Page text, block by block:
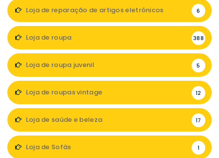
Loja de reparação de artigos eletrónicos 6
Loja de roupa 388
Loja de roupa juvenil 5
Loja de roupas vintage 12
Loja de saúde e beleza 17
Loja de Sofás 1